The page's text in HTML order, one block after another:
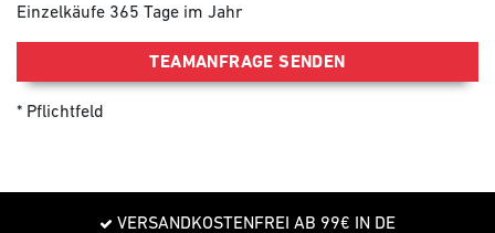
Einzelkäufe 365 Tage im Jahr
TEAMANFRAGE SENDEN
Pflichtfeld
VERSANDKOSTENFREI AB 99€ IN DE